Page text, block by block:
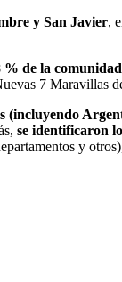
y San Javier,
% de la
7 Maravillas
(incluyendo
se identificaron
y